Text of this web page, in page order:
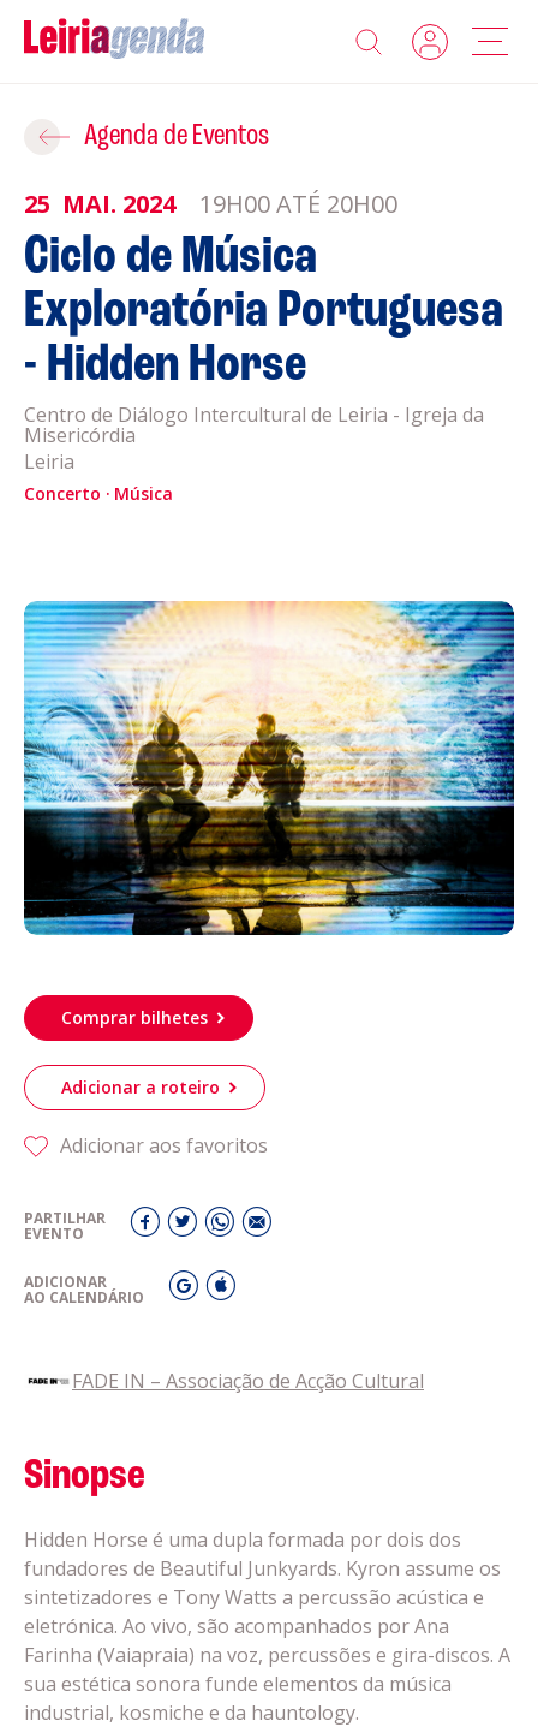
Agenda
Sobre a Leiriagenda
Promotores
Clubes Desportivos
Contactos
Informações
Política de Privacidade
Acompanhe a Leiria Agenda
CULTURA
DESPORTO
Agenda de Eventos
25 MAI. 2024 19H00 ATÉ 20H00
Ciclo de Música
Exploratória Portuguesa
- Hidden Horse
Centro de Diálogo Intercultural de Leiria - Igreja da
Misericórdia
Leiria
Concerto Música
Comprar bilhetes
Adicionar a roteiro
Adicionar aos favoritos
PARTILHAR
EVENTO
ADICIONAR
AO CALENDÁRIO
FADE IN – Associação de Acção Cultural
Sinopse
Hidden Horse é uma dupla formada por dois dos
fundadores de Beautiful Junkyards. Kyron assume os
sintetizadores e Tony Watts a percussão acústica e
eletrónica. Ao vivo, são acompanhados por Ana
Farinha (Vaiapraia) na voz, percussões e gira-discos. A
sua estética sonora funde elementos da música
industrial, kosmiche e da hauntology.
Adicionar ao Roteiro
ROTEIROS EXISTENTES
CRIAR NOVO
Gravar